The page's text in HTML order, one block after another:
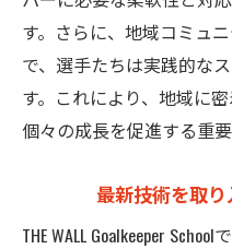
す。さらに、地域コミュ
で、選手たちは実践的な
す。これにより、地域に
個々の成長を促進する重
最新技術を取
THE WALL Goalkeeper